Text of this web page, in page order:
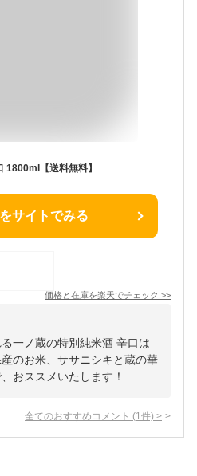
1800ml【送料無料】
サイトでみる
価格と在庫を楽天でチェック >>
一ノ蔵の特別純米酒 辛口は
のお米、ササニシキと蔵の華
おススメいたします！
全てのおすすめコメント (1 件) >